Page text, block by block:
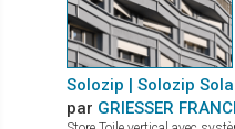
distinct, du naturel apaisant
propose ainsi bien plus que
véritables inspirations pour
Solozip | Solozip
par GRIESSER